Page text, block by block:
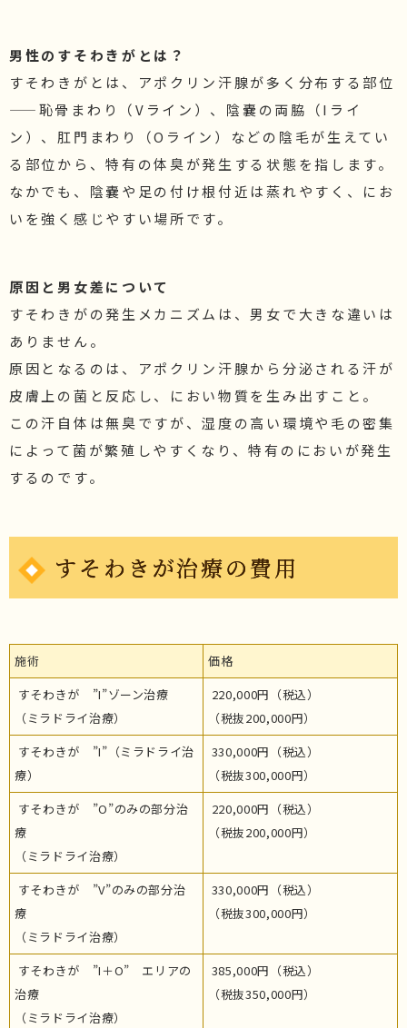
男性のすそわきがとは？
すそわきがとは、アポクリン汗腺が多く分布する部位
——恥骨まわり（Vライン）、陰嚢の両脇（Iライ
ン）、肛門まわり（Oライン）などの陰毛が生えてい
る部位から、特有の体臭が発生する状態を指します。
なかでも、陰嚢や足の付け根付近は蒸れやすく、にお
いを強く感じやすい場所です。
原因と男女差について
すそわきがの発生メカニズムは、男女で大きな違いは
ありません。
原因となるのは、アポクリン汗腺から分泌される汗が
皮膚上の菌と反応し、におい物質を生み出すこと。
この汗自体は無臭ですが、湿度の高い環境や毛の密集
によって菌が繁殖しやすくなり、特有のにおいが発生
するのです。
すそわきが治療の費用
施術
価格
すそわきが ”I”ゾーン治療
（ミラドライ治療）
220,000円（税込）
（税抜200,000円）
すそわきが ”I”（ミラドライ治
療）
330,000円（税込）
（税抜300,000円）
すそわきが ”O”のみの部分治
療
（ミラドライ治療）
220,000円（税込）
（税抜200,000円）
すそわきが ”V”のみの部分治
療
（ミラドライ治療）
330,000円（税込）
（税抜300,000円）
すそわきが ”I＋O” エリアの
治療
（ミラドライ治療）
385,000円（税込）
（税抜350,000円）